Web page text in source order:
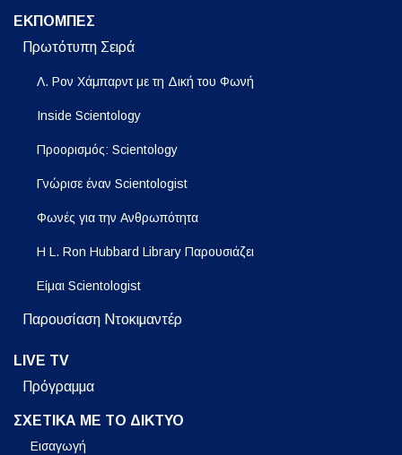
ΕΚΠΟΜΠΕΣ
Πρωτότυπη Σειρά
Λ. Ρον Χάμπαρντ με τη Δική του Φωνή
Inside Scientology
Προορισμός: Scientology
Γνώρισε έναν Scientologist
Φωνές για την Ανθρωπότητα
Η L. Ron Hubbard Library Παρουσιάζει
Είμαι Scientologist
Παρουσίαση Ντοκιμαντέρ
LIVE TV
Πρόγραμμα
ΣΧΕΤΙΚΑ ΜΕ ΤΟ ΔΙΚΤΥΟ
Εισαγωγή